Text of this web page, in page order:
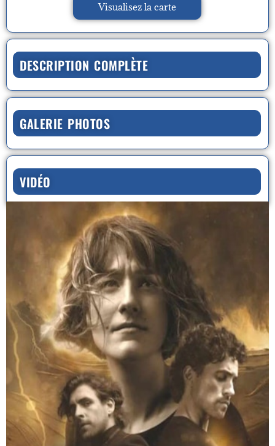
Visualisez la carte
DESCRIPTION COMPLÈTE
GALERIE PHOTOS
VIDÉO